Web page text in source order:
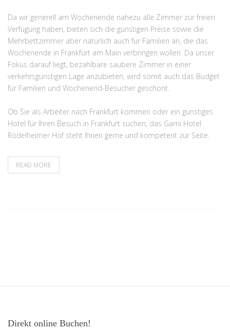
Da wir generell am Wochenende nahezu alle Zimmer zur freien
Verfügung haben, bieten sich die günstigen Preise sowie die
Mehrbettzimmer aber natürlich auch für Familien an, die das
Wochenende in Frankfurt am Main verbringen wollen. Da unser
Fokus darauf liegt, bezahlbare saubere Zimmer in einer
verkehrsgünstigen Lage anzubieten, wird somit auch das Budget
für Familien und Wochenend-Besucher geschont.
Ob Sie als Arbeiter nach Frankfurt kommen oder ein günstiges
Hotel für Ihren Besuch in Frankfurt suchen, das Garni Hotel
Rödelheimer Hof steht Ihnen gerne und kompetent zur Seite.
READ MORE
Direkt online Buchen!